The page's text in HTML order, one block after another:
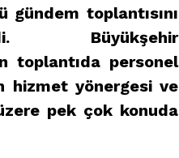
gündem toplantısını
Büyükşehir
toplantıda personel
hizmet yönergesi ve
pek çok konuda